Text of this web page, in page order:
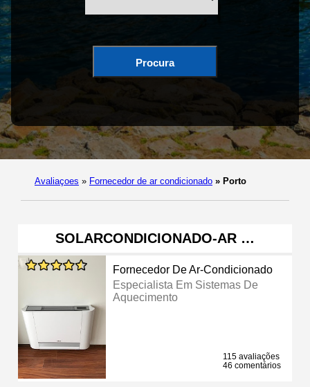
Procura
Avaliaçoes » Fornecedor de ar condicionado » Porto
SOLARCONDICIONADO-AR …
Fornecedor De Ar-Condicionado
Especialista Em Sistemas De
Aquecimento
115 avaliações
46 comentários